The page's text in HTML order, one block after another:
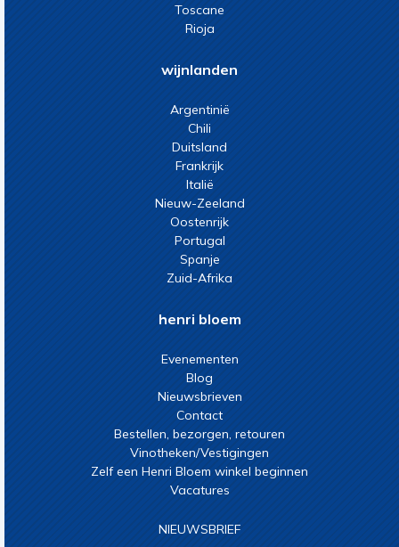
Toscane
Rioja
wijnlanden
Argentinië
Chili
Duitsland
Frankrijk
Italië
Nieuw-Zeeland
Oostenrijk
Portugal
Spanje
Zuid-Afrika
henri bloem
Evenementen
Blog
Nieuwsbrieven
Contact
Bestellen, bezorgen, retouren
Vinotheken/Vestigingen
Zelf een Henri Bloem winkel beginnen
Vacatures
NIEUWSBRIEF